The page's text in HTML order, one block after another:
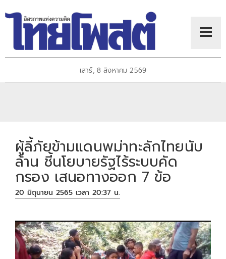
เสาร์, 8 สิงหาคม 2569
ผู้ลี้ภัยข้ามแดนพม่าทะลักไทยนับ
ล้าน ชี้นโยบายรัฐไร้ระบบคัด
กรอง เสนอทางออก 7 ข้อ
20 มิถุนายน 2565 เวลา 20:37 น.